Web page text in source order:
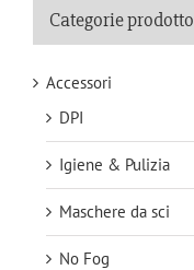
Categorie prodotto
Accessori
DPI
Igiene & Pulizia
Maschere da sci
No Fog